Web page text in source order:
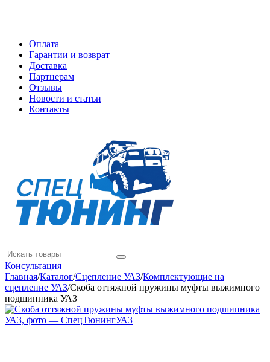
Оплата
Гарантии и возврат
Доставка
Партнерам
Отзывы
Новости и статьи
Контакты
Консультация
Главная/Каталог/Сцепление УАЗ/Комплектующие на
сцепление УАЗ/Скоба оттяжной пружины муфты выжимного
подшипника УАЗ